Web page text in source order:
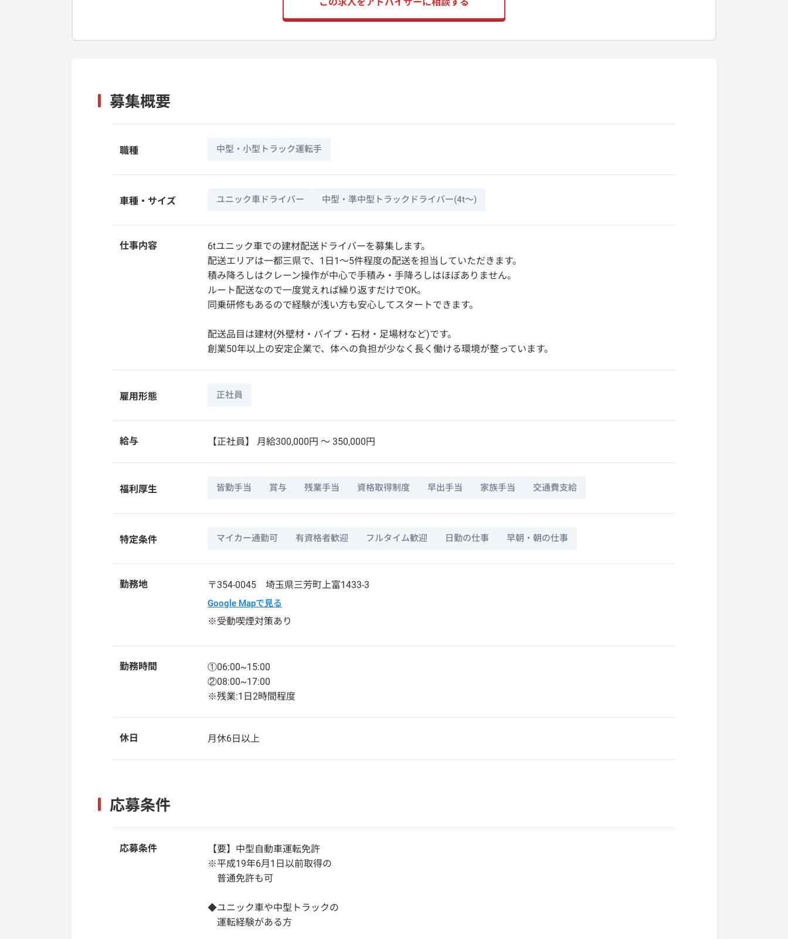
募集概要
職種 中型・小型トラック運転手
車種・サイズ ユニック車ドライバー 中型・準中型トラックドライバー(4t～)
仕事内容
6tユニック車での建材配送ドライバーを募集します。
配送エリアは一都三県で、1日1～5件程度の配送を担当していただきます。
積み降ろしはクレーン操作が中心で手積み・手降ろしはほぼありません。
ルート配送なので一度覚えれば繰り返すだけでOK。
同乗研修もあるので経験が浅い方も安心してスタートできます。
配送品目は建材(外壁材・パイプ・石材・足場材など)です。
創業50年以上の安定企業で、体への負担が少なく長く働ける環境が整っています。
雇用形態 正社員
給与 【正社員】 月給300,000円 〜 350,000円
福利厚生 皆勤手当 賞与 残業手当 資格取得制度 早出手当 家族手当 交通費支給
特定条件 マイカー通勤可 有資格者歓迎 フルタイム歓迎 日勤の仕事 早朝・朝の仕事
勤務地 〒354-0045 埼玉県三芳町上富1433-3
Google Mapで見る
※受動喫煙対策あり
勤務時間
①06:00~15:00
②08:00~17:00
※残業:1日2時間程度
休日 月休6日以上
応募条件
応募条件
【要】中型自動車運転免許
※平成19年6月1日以前取得の
普通免許も可
◆ユニック車や中型トラックの
運転経験がある方